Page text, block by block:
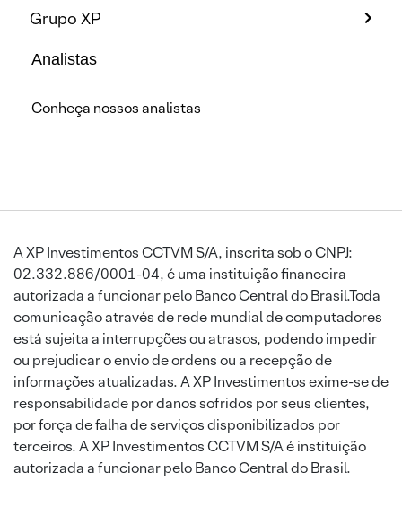
Grupo XP
Analistas
Conheça nossos analistas
A XP Investimentos CCTVM S/A, inscrita sob o CNPJ:
02.332.886/0001-04, é uma instituição financeira
autorizada a funcionar pelo Banco Central do Brasil.Toda
comunicação através de rede mundial de computadores
está sujeita a interrupções ou atrasos, podendo impedir
ou prejudicar o envio de ordens ou a recepção de
informações atualizadas. A XP Investimentos exime-se de
responsabilidade por danos sofridos por seus clientes,
por força de falha de serviços disponibilizados por
terceiros. A XP Investimentos CCTVM S/A é instituição
autorizada a funcionar pelo Banco Central do Brasil.